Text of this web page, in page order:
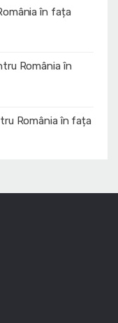
în fața
România în
România în fața